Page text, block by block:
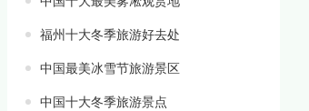
福州十大冬季旅游好去处
中国最美冰雪节旅游景区
中国十大冬季旅游景点